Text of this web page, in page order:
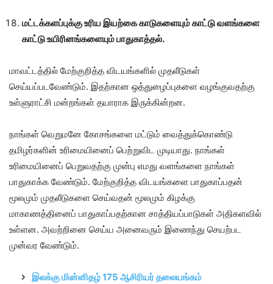
மட்டக்களப்புக்கு உரிய இயற்கை காடுகளையும் காட்டு வளங்களை
காட்டு உயிரினங்களையும் பாதுகாத்தல்.
மாவட்டத்தில் மேற்குறித்த விடயங்களில் முதலீடுகள்
செய்யப்படவேண்டும். இதற்கான ஒத்துழைப்புகளை வழங்குவதற்கு
உள்ளுராட்சி மன்றங்கள் தயாராக இருக்கின்றன.
நாங்கள் வெறுமனே கோசங்களை மட்டும் வைத்துக்கொண்டு
தமிழர்களின் உரிமையினைப் பெற்றுவிட முடியாது. நாங்கள்
உரிமையினைப் பெறுவதற்கு முன்பு எமது வளங்களை நாங்கள்
பாதுகாக்க வேண்டும். மேற்குறித்த விடயங்களை பாதுகாப்பதன்
மூலமும் முதலீடுகளை செய்வதன் மூலமும் கிழக்கு
மாகாணத்தினைப் பாதுகாப்பதற்கான சாத்தியப்பாடுகள் அதிகளவில்
உள்ளன. அவற்றினை செய்ய அனைவரும் இணைந்து செயற்பட
முன்வர வேண்டும்.
இலக்கு மின்னிதழ் 175 ஆசிரியர் தலையங்கம்